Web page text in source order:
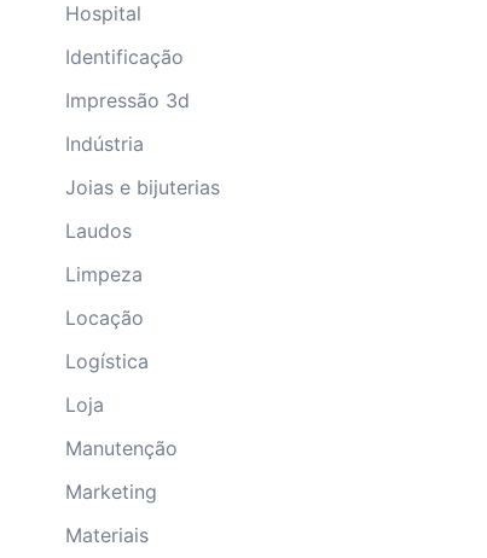
Hospital
Identificação
Impressão 3d
Indústria
Joias e bijuterias
Laudos
Limpeza
Locação
Logística
Loja
Manutenção
Marketing
Materiais